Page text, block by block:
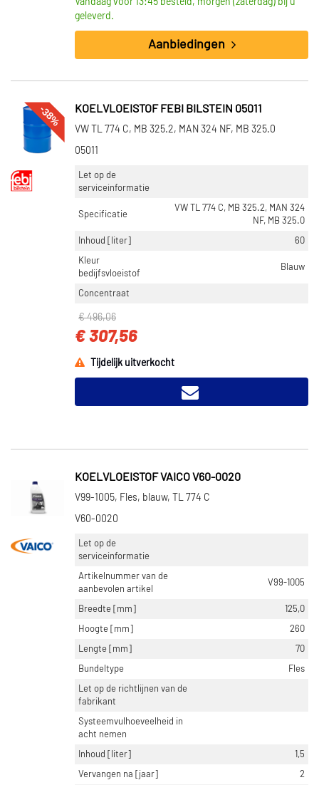
Vandaag voor 13:45 besteld, morgen (zaterdag) bij u
geleverd.
Aanbiedingen
-38% KOELVLOEISTOF FEBI BILSTEIN 05011
VW TL 774 C, MB 325.2, MAN 324 NF, MB 325.0
05011
Let op de
serviceinformatie
Specificatie
VW TL 774 C, MB 325.2, MAN 324
NF, MB 325.0
Inhoud [liter]
60
Kleur
bedijfsvloeistof
Blauw
Concentraat
€ 496,06
€ 307,56
Tijdelijk uitverkocht
KOELVLOEISTOF VAICO V60-0020
V99-1005, Fles, blauw, TL 774 C
V60-0020
Let op de
serviceinformatie
Artikelnummer van de
aanbevolen artikel
V99-1005
Breedte [mm]
125,0
Hoogte [mm]
260
Lengte [mm]
70
Bundeltype
Fles
Let op de richtlijnen van de
fabrikant
Systeemvulhoeveelheid in
acht nemen
Inhoud [liter]
1,5
Vervangen na [jaar]
2